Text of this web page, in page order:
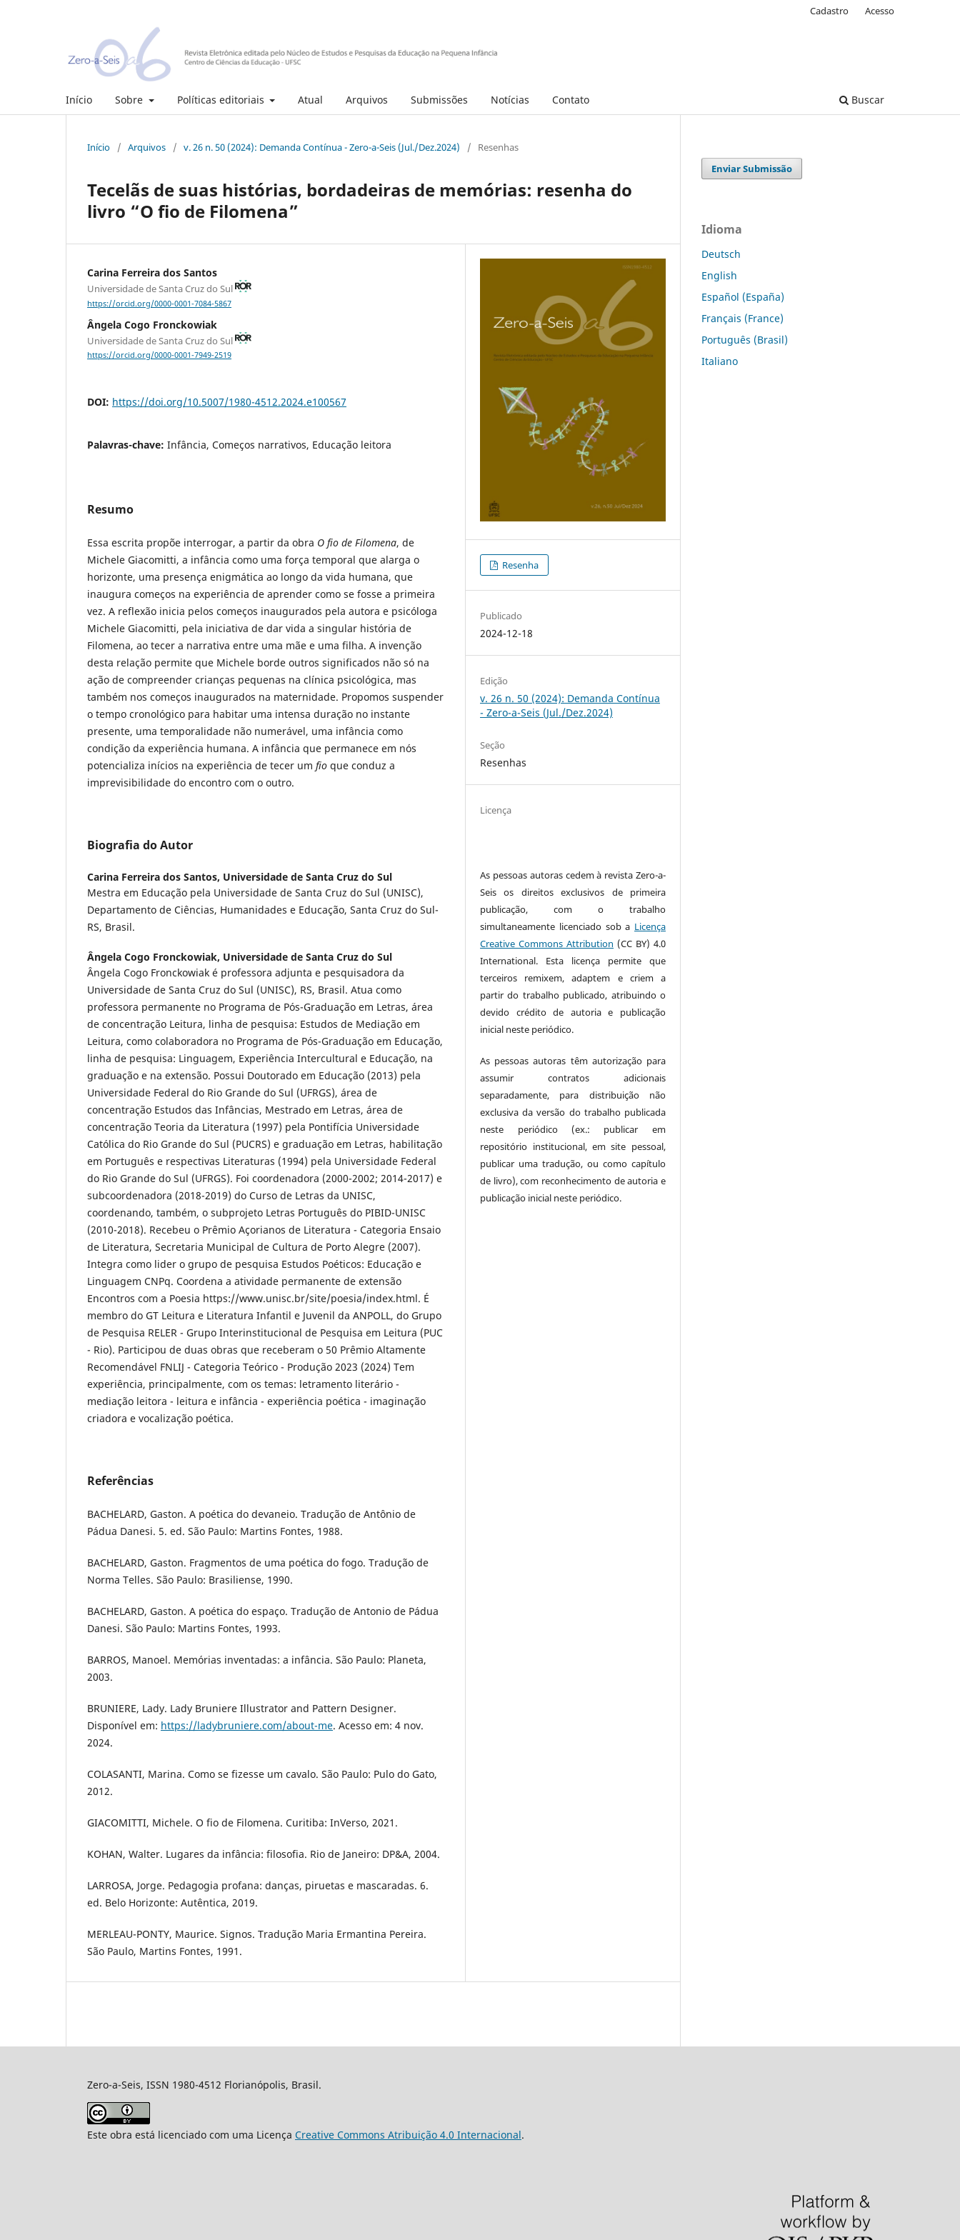
Início Sobre Políticas editoriais Atual Arquivos Submissões Notícias Contato Buscar
Cadastro Acesso
Início / Arquivos / v. 26 n. 50 (2024): Demanda Contínua - Zero-a-Seis (Jul./Dez.2024) / Resenhas
Tecelãs de suas histórias, bordadeiras de memórias: resenha do
livro “O fio de Filomena”
Carina Ferreira dos Santos
Universidade de Santa Cruz do Sul
https://orcid.org/0000-0001-7084-5867
Ângela Cogo Fronckowiak
Universidade de Santa Cruz do Sul
https://orcid.org/0000-0001-7949-2519
DOI: https://doi.org/10.5007/1980-4512.2024.e100567
Palavras-chave: Infância, Começos narrativos, Educação leitora
Resumo
Essa escrita propõe interrogar, a partir da obra O fio de Filomena, de
Michele Giacomitti, a infância como uma força temporal que alarga o
horizonte, uma presença enigmática ao longo da vida humana, que
inaugura começos na experiência de aprender como se fosse a primeira
vez. A reflexão inicia pelos começos inaugurados pela autora e psicóloga
Michele Giacomitti, pela iniciativa de dar vida a singular história de
Filomena, ao tecer a narrativa entre uma mãe e uma filha. A invenção
desta relação permite que Michele borde outros significados não só na
ação de compreender crianças pequenas na clínica psicológica, mas
também nos começos inaugurados na maternidade. Propomos suspender
o tempo cronológico para habitar uma intensa duração no instante
presente, uma temporalidade não numerável, uma infância como
condição da experiência humana. A infância que permanece em nós
potencializa inícios na experiência de tecer um fio que conduz a
imprevisibilidade do encontro com o outro.
Biografia do Autor
Carina Ferreira dos Santos, Universidade de Santa Cruz do Sul
Mestra em Educação pela Universidade de Santa Cruz do Sul (UNISC),
Departamento de Ciências, Humanidades e Educação, Santa Cruz do Sul-
RS, Brasil.
Ângela Cogo Fronckowiak, Universidade de Santa Cruz do Sul
Ângela Cogo Fronckowiak é professora adjunta e pesquisadora da
Universidade de Santa Cruz do Sul (UNISC), RS, Brasil. Atua como
professora permanente no Programa de Pós-Graduação em Letras, área
de concentração Leitura, linha de pesquisa: Estudos de Mediação em
Leitura, como colaboradora no Programa de Pós-Graduação em Educação,
linha de pesquisa: Linguagem, Experiência Intercultural e Educação, na
graduação e na extensão. Possui Doutorado em Educação (2013) pela
Universidade Federal do Rio Grande do Sul (UFRGS), área de
concentração Estudos das Infâncias, Mestrado em Letras, área de
concentração Teoria da Literatura (1997) pela Pontifícia Universidade
Católica do Rio Grande do Sul (PUCRS) e graduação em Letras, habilitação
em Português e respectivas Literaturas (1994) pela Universidade Federal
do Rio Grande do Sul (UFRGS). Foi coordenadora (2000-2002; 2014-2017) e
subcoordenadora (2018-2019) do Curso de Letras da UNISC,
coordenando, também, o subprojeto Letras Português do PIBID-UNISC
(2010-2018). Recebeu o Prêmio Açorianos de Literatura - Categoria Ensaio
de Literatura, Secretaria Municipal de Cultura de Porto Alegre (2007).
Integra como lider o grupo de pesquisa Estudos Poéticos: Educação e
Linguagem CNPq. Coordena a atividade permanente de extensão
Encontros com a Poesia https://www.unisc.br/site/poesia/index.html. É
membro do GT Leitura e Literatura Infantil e Juvenil da ANPOLL, do Grupo
de Pesquisa RELER - Grupo Interinstitucional de Pesquisa em Leitura (PUC
- Rio). Participou de duas obras que receberam o 50 Prêmio Altamente
Recomendável FNLIJ - Categoria Teórico - Produção 2023 (2024) Tem
experiência, principalmente, com os temas: letramento literário -
mediação leitora - leitura e infância - experiência poética - imaginação
criadora e vocalização poética.
Referências
BACHELARD, Gaston. A poética do devaneio. Tradução de Antônio de
Pádua Danesi. 5. ed. São Paulo: Martins Fontes, 1988.
BACHELARD, Gaston. Fragmentos de uma poética do fogo. Tradução de
Norma Telles. São Paulo: Brasiliense, 1990.
BACHELARD, Gaston. A poética do espaço. Tradução de Antonio de Pádua
Danesi. São Paulo: Martins Fontes, 1993.
BARROS, Manoel. Memórias inventadas: a infância. São Paulo: Planeta,
2003.
BRUNIERE, Lady. Lady Bruniere Illustrator and Pattern Designer.
Disponível em: https://ladybruniere.com/about-me. Acesso em: 4 nov.
2024.
COLASANTI, Marina. Como se fizesse um cavalo. São Paulo: Pulo do Gato,
2012.
GIACOMITTI, Michele. O fio de Filomena. Curitiba: InVerso, 2021.
KOHAN, Walter. Lugares da infância: filosofia. Rio de Janeiro: DP&A, 2004.
LARROSA, Jorge. Pedagogia profana: danças, piruetas e mascaradas. 6.
ed. Belo Horizonte: Autêntica, 2019.
MERLEAU-PONTY, Maurice. Signos. Tradução Maria Ermantina Pereira.
São Paulo, Martins Fontes, 1991.
Resenha
Publicado
2024-12-18
Edição
v. 26 n. 50 (2024): Demanda Contínua
- Zero-a-Seis (Jul./Dez.2024)
Seção
Resenhas
Licença
As pessoas autoras cedem à revista Zero-a-
Seis os direitos exclusivos de primeira
publicação, com o trabalho
simultaneamente licenciado sob a Licença
Creative Commons Attribution (CC BY) 4.0
International. Esta licença permite que
terceiros remixem, adaptem e criem a
partir do trabalho publicado, atribuindo o
devido crédito de autoria e publicação
inicial neste periódico.
As pessoas autoras têm autorização para
assumir contratos adicionais
separadamente, para distribuição não
exclusiva da versão do trabalho publicada
neste periódico (ex.: publicar em
repositório institucional, em site pessoal,
publicar uma tradução, ou como capítulo
de livro), com reconhecimento de autoria e
publicação inicial neste periódico.
Enviar Submissão
Idioma
Deutsch
English
Español (España)
Français (France)
Português (Brasil)
Italiano
Zero-a-Seis, ISSN 1980-4512 Florianópolis, Brasil.
Este obra está licenciado com uma Licença Creative Commons Atribuição 4.0 Internacional.